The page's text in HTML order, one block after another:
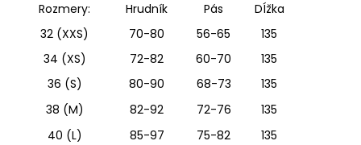
Rozmery: Hrudník Pás
DÍžka
32 (XXS)
70-80 56-65
135
34 (XS)
72-82 60-70
135
36 (S)
80-90 68-73
135
38 (M)
82-92 72-76
135
40 (L)
85-97 75-82
135